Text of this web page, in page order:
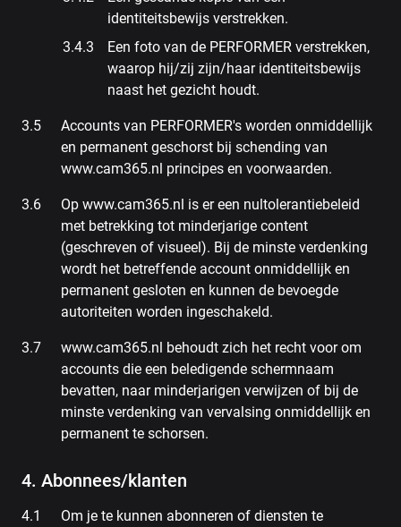
identiteitsbewijs verstrekken.
Een foto van de PERFORMER verstrekken,
waarop hij/zij zijn/haar identiteitsbewijs
naast het gezicht houdt.
Accounts van PERFORMER's worden onmiddellijk
en permanent geschorst bij schending van
www.cam365.nl principes en voorwaarden.
Op www.cam365.nl is er een nultolerantiebeleid
met betrekking tot minderjarige content
(geschreven of visueel). Bij de minste verdenking
wordt het betreffende account onmiddellijk en
permanent gesloten en kunnen de bevoegde
autoriteiten worden ingeschakeld.
www.cam365.nl behoudt zich het recht voor om
accounts die een beledigende schermnaam
bevatten, naar minderjarigen verwijzen of bij de
minste verdenking van vervalsing onmiddellijk en
permanent te schorsen.
4. Abonnees/klanten
Om je te kunnen abonneren of diensten te